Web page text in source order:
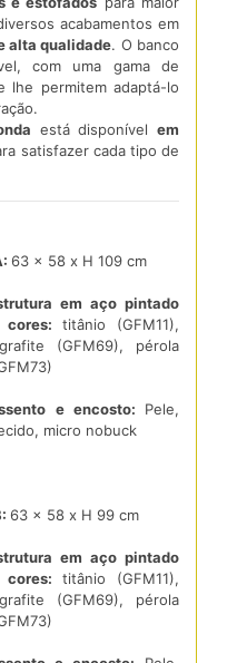
acabamentos em
alta qualidade. O banco
com uma gama de
lhe permitem adaptá-lo
está disponívelem
satisfazer cada tipo de
63 x 58 x H 109 cm
em aço pintado
cores:titânio (GFM11),
(GFM69), pérola
e encosto: Pele,
micro nobuck
63 x 58 x H 99 cm
em aço pintado
cores:titânio (GFM11),
(GFM69), pérola